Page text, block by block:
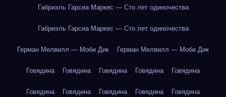
Габриэль Гарсиа Маркес — Сто лет одиночества
Габриэль Гарсиа Маркес — Сто лет одиночества
Герман Мелвилл — Моби Дик Герман Мелвилл — Моби Дик
Говядина Говядина Говядина Говядина Говядина
Говядина Говядина Говядина Говядина Говядина